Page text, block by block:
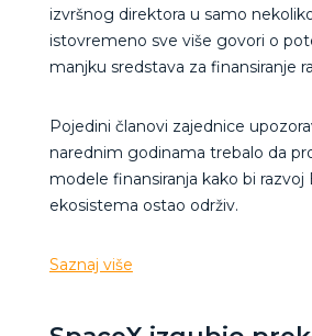
izvršnog direktora u samo
istovremeno sve više govori o
manjku sredstava za finansiranje
Pojedini članovi zajednice
narednim godinama trebalo da
modele finansiranja kako bi
ekosistema ostao održiv.
Saznaj više